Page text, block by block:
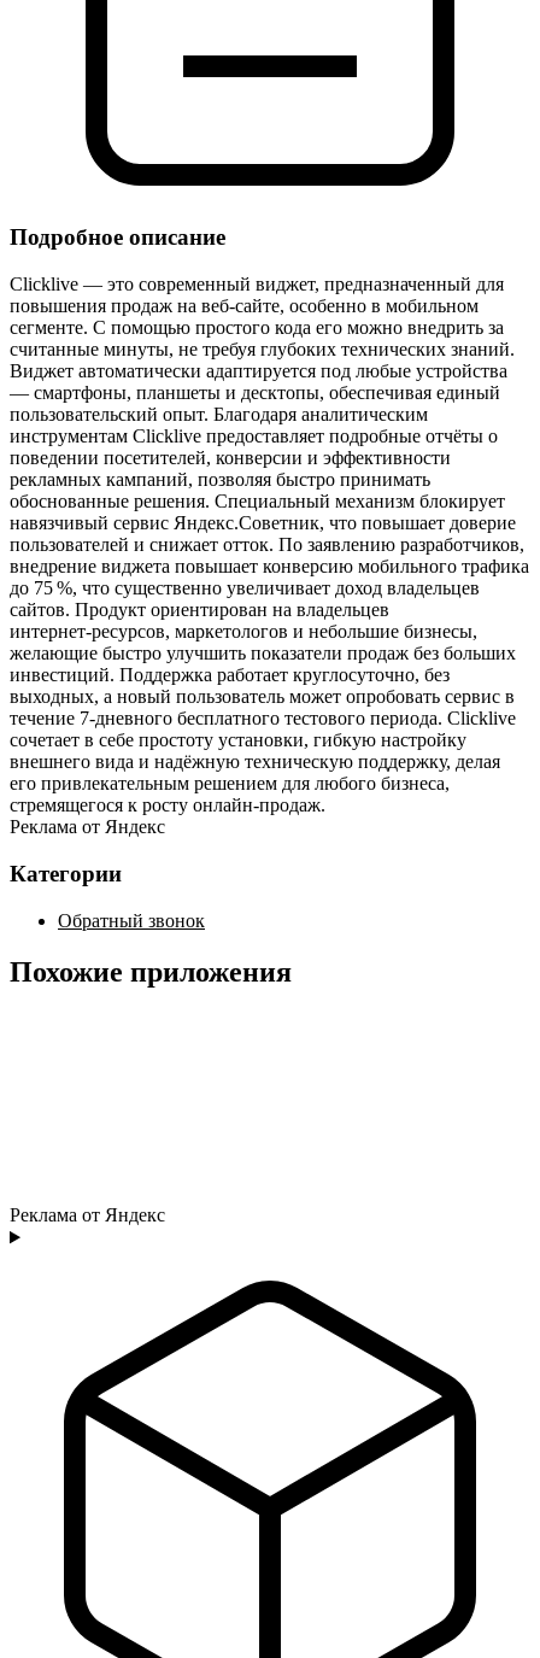
Подробное описание
Clicklive — это современный виджет, предназначенный для
повышения продаж на веб‑сайте, особенно в мобильном
сегменте. С помощью простого кода его можно внедрить за
считанные минуты, не требуя глубоких технических знаний.
Виджет автоматически адаптируется под любые устройства
— смартфоны, планшеты и десктопы, обеспечивая единый
пользовательский опыт. Благодаря аналитическим
инструментам Clicklive предоставляет подробные отчёты о
поведении посетителей, конверсии и эффективности
рекламных кампаний, позволяя быстро принимать
обоснованные решения. Специальный механизм блокирует
навязчивый сервис Яндекс.Советник, что повышает доверие
пользователей и снижает отток. По заявлению разработчиков,
внедрение виджета повышает конверсию мобильного трафика
до 75 %, что существенно увеличивает доход владельцев
сайтов. Продукт ориентирован на владельцев
интернет‑ресурсов, маркетологов и небольшие бизнесы,
желающие быстро улучшить показатели продаж без больших
инвестиций. Поддержка работает круглосуточно, без
выходных, а новый пользователь может опробовать сервис в
течение 7‑дневного бесплатного тестового периода. Clicklive
сочетает в себе простоту установки, гибкую настройку
внешнего вида и надёжную техническую поддержку, делая
его привлекательным решением для любого бизнеса,
стремящегося к росту онлайн‑продаж.
Реклама от Яндекс
Категории
Обратный звонок
Похожие приложения
Реклама от Яндекс